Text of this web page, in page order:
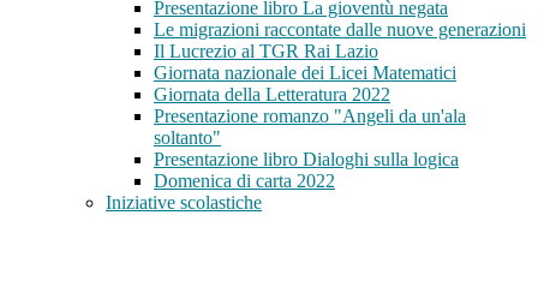
Presentazione libro La gioventù negata
Le migrazioni raccontate dalle nuove generazioni
Il Lucrezio al TGR Rai Lazio
Giornata nazionale dei Licei Matematici
Giornata della Letteratura 2022
Presentazione romanzo "Angeli da un'ala
soltanto"
Presentazione libro Dialoghi sulla logica
Domenica di carta 2022
Iniziative scolastiche